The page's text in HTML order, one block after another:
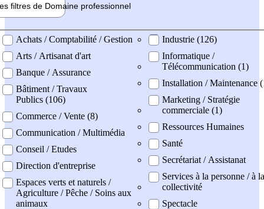
filtres de Domaine professionnel
professionel
Achats / Comptabilité / Gestion
Arts / Artisanat d'art
Banque / Assurance
Bâtiment / Travaux
Publics (106)
Commerce / Vente (8)
Communication / Multimédia
Conseil / Etudes
Direction d'entreprise
Espaces verts et naturels /
Agriculture / Pêche / Soins aux
animaux
Industrie (126)
Informatique /
Télécommunication (1)
Installation / Maintenance
Marketing / Stratégie
commerciale (1)
Ressources Humaines
Santé
Secrétariat / Assistanat
Services à la personne / à la
collectivité
Spectacle